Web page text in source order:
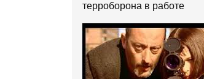
терроборона в работе